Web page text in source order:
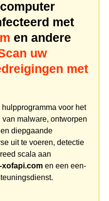
met
en andere
uw
met
voor het
malware, ontworpen
diepgaande
uit te voeren, detectie
scala aan
xofapi.com en een een-